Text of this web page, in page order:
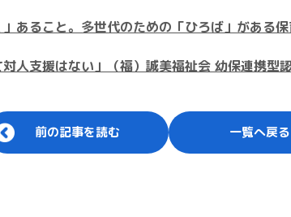
」あること。多世代のための「ひろば」がある
人支援はない」（福）誠美福祉会 幼保連携型
前の記事を読む 一覧へ戻る